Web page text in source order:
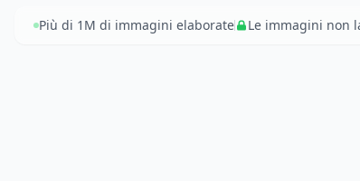
Più di 1M di immagini elaborate Le immagini non